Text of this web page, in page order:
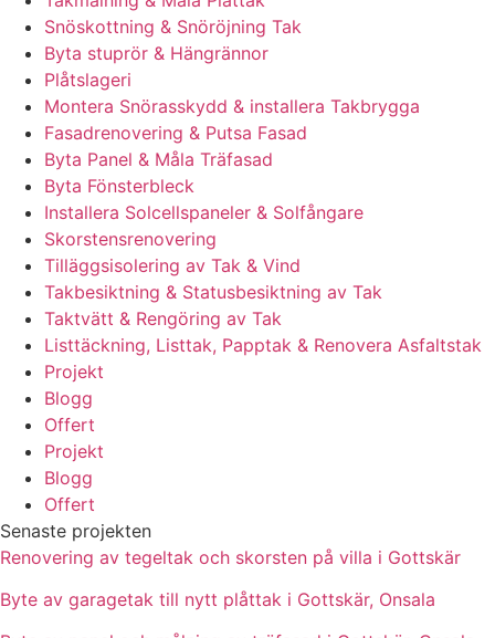
Snöskottning & Snöröjning Tak
Byta stuprör & Hängrännor
Plåtslageri
Montera Snörasskydd & installera Takbrygga
Fasadrenovering & Putsa Fasad
Byta Panel & Måla Träfasad
Byta Fönsterbleck
Installera Solcellspaneler & Solfångare
Skorstensrenovering
Tilläggsisolering av Tak & Vind
Takbesiktning & Statusbesiktning av Tak
Taktvätt & Rengöring av Tak
Listtäckning, Listtak, Papptak & Renovera Asfaltstak
Projekt
Blogg
Offert
Projekt
Blogg
Offert
Senaste projekten
Renovering av tegeltak och skorsten på villa i Gottskär
Byte av garagetak till nytt plåttak i Gottskär, Onsala